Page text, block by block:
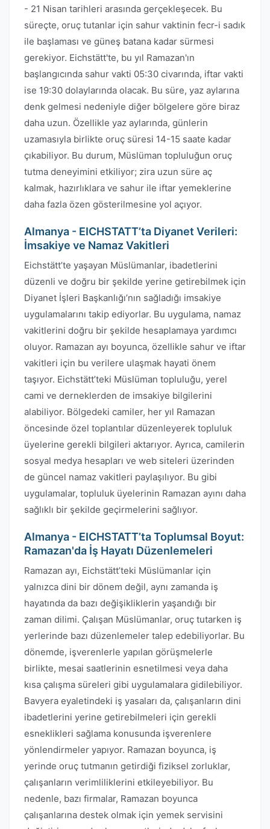
- 21 Nisan tarihleri arasında gerçekleşecek. Bu
süreçte, oruç tutanlar için sahur vaktinin fecr-i sadık
ile başlaması ve güneş batana kadar sürmesi
gerekiyor. Eichstätt'te, bu yıl Ramazan'ın
başlangıcında sahur vakti 05:30 civarında, iftar vakti
ise 19:30 dolaylarında olacak. Bu süre, yaz aylarına
denk gelmesi nedeniyle diğer bölgelere göre biraz
daha uzun. Özellikle yaz aylarında, günlerin
uzamasıyla birlikte oruç süresi 14-15 saate kadar
çıkabiliyor. Bu durum, Müslüman topluluğun oruç
tutma deneyimini etkiliyor; zira uzun süre aç
kalmak, hazırlıklara ve sahur ile iftar yemeklerine
daha fazla özen gösterilmesine yol açıyor.
Almanya - EICHSTATT’ta Diyanet Verileri:
İmsakiye ve Namaz Vakitleri
Eichstätt’te yaşayan Müslümanlar, ibadetlerini
düzenli ve doğru bir şekilde yerine getirebilmek için
Diyanet İşleri Başkanlığı’nın sağladığı imsakiye
uygulamalarını takip ediyorlar. Bu uygulama, namaz
vakitlerini doğru bir şekilde hesaplamaya yardımcı
oluyor. Ramazan ayı boyunca, özellikle sahur ve iftar
vakitleri için bu verilere ulaşmak hayati önem
taşıyor. Eichstätt’teki Müslüman topluluğu, yerel
cami ve derneklerden de imsakiye bilgilerini
alabiliyor. Bölgedeki camiler, her yıl Ramazan
öncesinde özel toplantılar düzenleyerek topluluk
üyelerine gerekli bilgileri aktarıyor. Ayrıca, camilerin
sosyal medya hesapları ve web siteleri üzerinden
de güncel namaz vakitleri paylaşılıyor. Bu gibi
uygulamalar, topluluk üyelerinin Ramazan ayını daha
sağlıklı bir şekilde geçirmelerini sağlıyor.
Almanya - EICHSTATT’ta Toplumsal Boyut:
Ramazan'da İş Hayatı Düzenlemeleri
Ramazan ayı, Eichstätt’teki Müslümanlar için
yalnızca dini bir dönem değil, aynı zamanda iş
hayatında da bazı değişikliklerin yaşandığı bir
zaman dilimi. Çalışan Müslümanlar, oruç tutarken iş
yerlerinde bazı düzenlemeler talep edebiliyorlar. Bu
dönemde, işverenlerle yapılan görüşmelerle
birlikte, mesai saatlerinin esnetilmesi veya daha
kısa çalışma süreleri gibi uygulamalara gidilebiliyor.
Bavyera eyaletindeki iş yasaları da, çalışanların dini
ibadetlerini yerine getirebilmeleri için gerekli
esneklikleri sağlama konusunda işverenlere
yönlendirmeler yapıyor. Ramazan boyunca, iş
yerinde oruç tutmanın getirdiği fiziksel zorluklar,
çalışanların verimliliklerini etkileyebiliyor. Bu
nedenle, bazı firmalar, Ramazan boyunca
çalışanlarına destek olmak için yemek servisini